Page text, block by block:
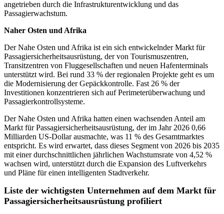
angetrieben durch die Infrastrukturentwicklung und das
Passagierwachstum.
Naher Osten und Afrika
Der Nahe Osten und Afrika ist ein sich entwickelnder Markt für
Passagiersicherheitsausrüstung, der von Tourismuszentren,
Transitzentren von Fluggesellschaften und neuen Hafenterminals
unterstützt wird. Bei rund 33 % der regionalen Projekte geht es um
die Modernisierung der Gepäckkontrolle. Fast 26 % der
Investitionen konzentrieren sich auf Perimeterüberwachung und
Passagierkontrollsysteme.
Der Nahe Osten und Afrika hatten einen wachsenden Anteil am
Markt für Passagiersicherheitsausrüstung, der im Jahr 2026 0,66
Milliarden US-Dollar ausmachte, was 11 % des Gesamtmarktes
entspricht. Es wird erwartet, dass dieses Segment von 2026 bis 2035
mit einer durchschnittlichen jährlichen Wachstumsrate von 4,52 %
wachsen wird, unterstützt durch die Expansion des Luftverkehrs
und Pläne für einen intelligenten Stadtverkehr.
Liste der wichtigsten Unternehmen auf dem Markt für
Passagiersicherheitsausrüstung profiliert